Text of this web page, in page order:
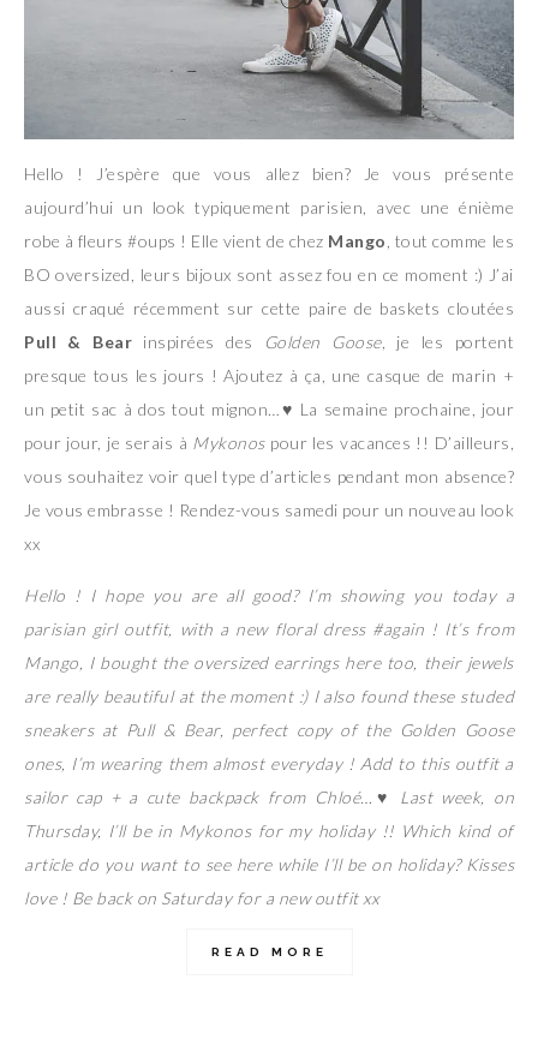
Hello ! J’espère que vous allez bien? Je vous présente
aujourd’hui un look typiquement parisien, avec une énième
robe à fleurs #oups ! Elle vient de chez Mango , tout comme les
BO oversized, leurs bijoux sont assez fou en ce moment :) J’ai
aussi craqué récemment sur cette paire de baskets cloutées
Pull & Bear inspirées des Golden Goose, je les portent
presque tous les jours ! Ajoutez à ça, une casque de marin +
un petit sac à dos tout mignon…♥ La semaine prochaine, jour
pour jour, je serais à Mykonospour les vacances !! D’ailleurs,
vous souhaitez voir quel type d’articles pendant mon absence?
Je vous embrasse ! Rendez-vous samedi pour un nouveau look
xx
Hello ! I hope you are all good? I’m showing you today a
parisian girl outfit, with a new floral dress #again ! It’s from
Mango, I bought the oversized earrings here too, their jewels
are really beautiful at the moment :) I also found these studed
sneakers at Pull & Bear, perfect copy of the Golden Goose
ones, I’m wearing them almost everyday ! Add to this outfit a
sailor cap + a cute backpack from Chloé…
♥ Last week, on
Thursday, I’ll be in Mykonos for my holiday !! Which kind of
article do you want to see here while I’ll be on holiday? Kisses
love ! Be back on Saturday for a new outfit xx
READ MORE